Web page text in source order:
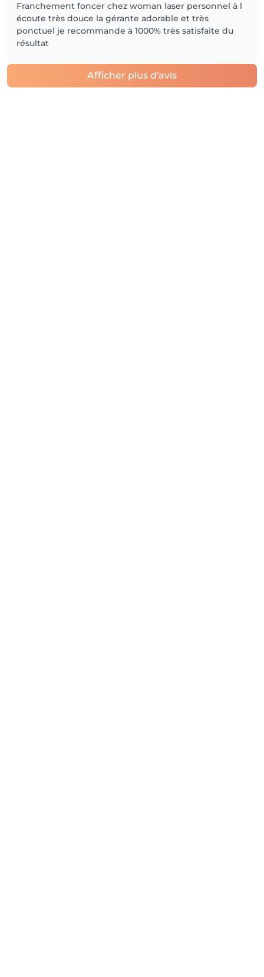
Franchement foncer chez woman laser personnel à l
écoute très douce la gérante adorable et très
ponctuel je recommande à 1000% très satisfaite du
résultat
Afficher plus d'avis